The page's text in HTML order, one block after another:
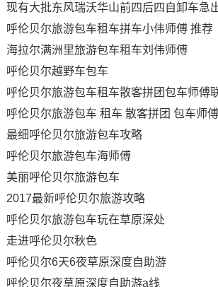
现有大批东风瑞沃华山前四后四自卸车急
呼伦贝尔旅游包车租车拼车小伟师傅 推荐
海拉尔满洲里旅游包车租车刘伟师傅
呼伦贝尔越野车包车
呼伦贝尔旅游包车租车散客拼团包车师傅
呼伦贝尔旅游包车 租车 散客拼团 包车师
最细呼伦贝尔旅游包车攻略
呼伦贝尔旅游包车海师傅
美丽呼伦贝尔旅游包车
2017最新呼伦贝尔旅游攻略
呼伦贝尔旅游包车玩在草原深处
走进呼伦贝尔秋色
呼伦贝尔6天6夜草原深度自助游
呼伦贝尔夜草原深度自助游a线